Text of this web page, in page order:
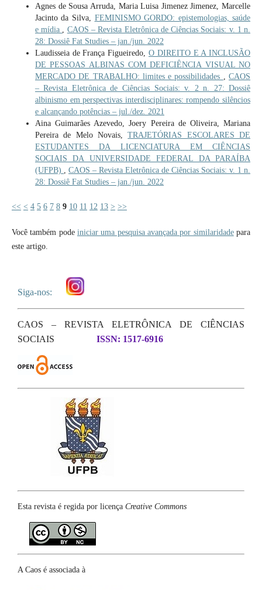
Agnes de Sousa Arruda, Maria Luisa Jimenez Jimenez, Marcelle
Jacinto da Silva, FEMINISMO GORDO: epistemologias, saúde
e mídia , CAOS – Revista Eletrônica de Ciências Sociais: v. 1 n.
28: Dossiê Fat Studies – jan./jun. 2022
Laudisseia de França Figueiredo, O DIREITO E A INCLUSÃO
DE PESSOAS ALBINAS COM DEFICIÊNCIA VISUAL NO
MERCADO DE TRABALHO: limites e possibilidades ,CAOS
– Revista Eletrônica de Ciências Sociais: v. 2 n. 27: Dossiê
albinismo em perspectivas interdisciplinares: rompendo silêncios
e alcançando potências – jul./dez. 2021
Aina Guimarães Azevedo, Joery Pereira de Oliveira, Mariana
Pereira de Melo Novais,TRAJETÓRIAS ESCOLARES DE
ESTUDANTES DA LICENCIATURA EM CIÊNCIAS
SOCIAIS DA UNIVERSIDADE FEDERAL DA PARAÍBA
(UFPB) , CAOS – Revista Eletrônica de Ciências Sociais: v. 1 n.
28: Dossiê Fat Studies – jan./jun. 2022
<< < 4 5 6 7 8 9 10 11 12 13 > >>
Você também pode iniciar uma pesquisa avançada por similaridadepara
este artigo.
Siga-nos:
CAOS – REVISTA ELETRÔNICA DE CIÊNCIAS
SOCIAIS
ISSN: 1517-6916
Esta revista é regida por licença Creative Commons
A Caos é associada à